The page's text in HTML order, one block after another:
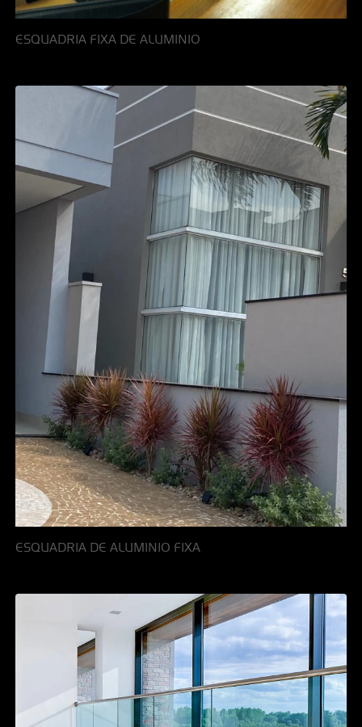
ESQUADRIA FIXA DE ALUMINIO
ESQUADRIA DE ALUMINIO FIXA